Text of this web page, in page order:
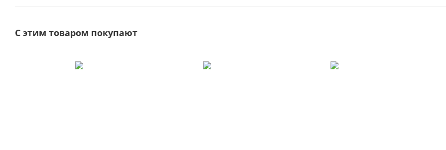
С этим товаром покупают